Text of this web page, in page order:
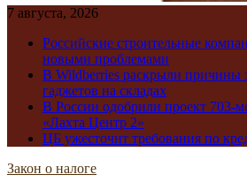
7 августа, 2026
Российские строительные
новыми проблемами
В Wildberries раскрыли причины
гаджетов на складах
В России одобрили проект 703-
«Лахта Центр 2»
ЦБ ужесточит требования по
Закон о налоге